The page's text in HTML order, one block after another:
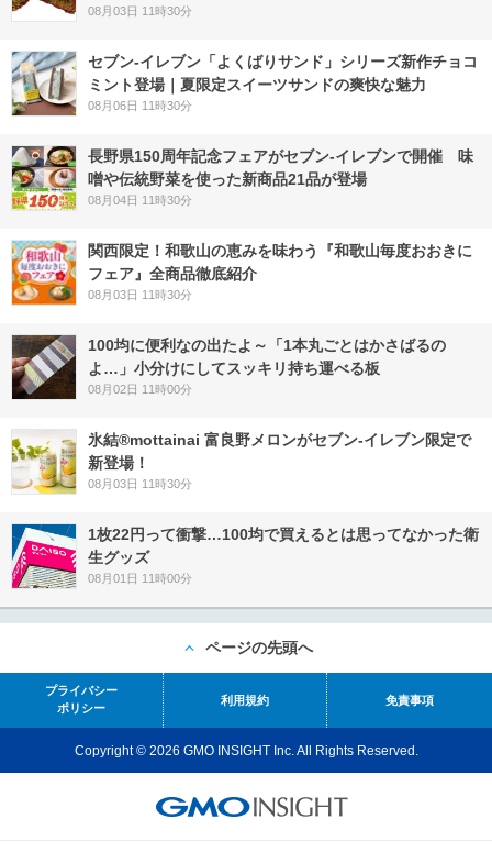
08月03日 11時30分
セブン‐イレブン「よくばりサンド」シリーズ新作チョコ
ミント登場｜夏限定スイーツサンドの爽快な魅力
08月06日 11時30分
長野県150周年記念フェアがセブン-イレブンで開催 味
噌や伝統野菜を使った新商品21品が登場
08月04日 11時30分
関西限定！和歌山の恵みを味わう『和歌山毎度おおきに
フェア』全商品徹底紹介
08月03日 11時30分
100均に便利なの出たよ～「1本丸ごとはかさばるの
よ…」小分けにしてスッキリ持ち運べる板
08月02日 11時00分
氷結®mottainai 富良野メロンがセブン‐イレブン限定で
新登場！
08月03日 11時30分
1枚22円って衝撃…100均で買えるとは思ってなかった衛
生グッズ
08月01日 11時00分
ページの先頭へ
プライバシー
ポリシー
利用規約 免責事項
Copyright © 2026 GMO INSIGHT Inc. All Rights Reserved.